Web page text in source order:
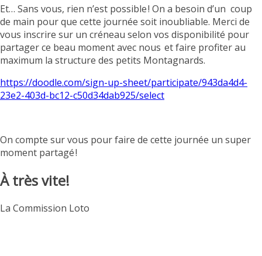
Et… Sans vous, rien n’est possible ! On a besoin d’un coup
de main pour que cette journée soit inoubliable. Merci de
vous inscrire sur un créneau selon vos disponibilité pour
partager ce beau moment avec nous et faire profiter au
maximum la structure des petits Montagnards.
https://doodle.com/sign-up-sheet/participate/943da4d4-
23e2-403d-bc12-c50d34dab925/select
On compte sur vous pour faire de cette journée un super
moment partagé !
À très vite!
La Commission Loto